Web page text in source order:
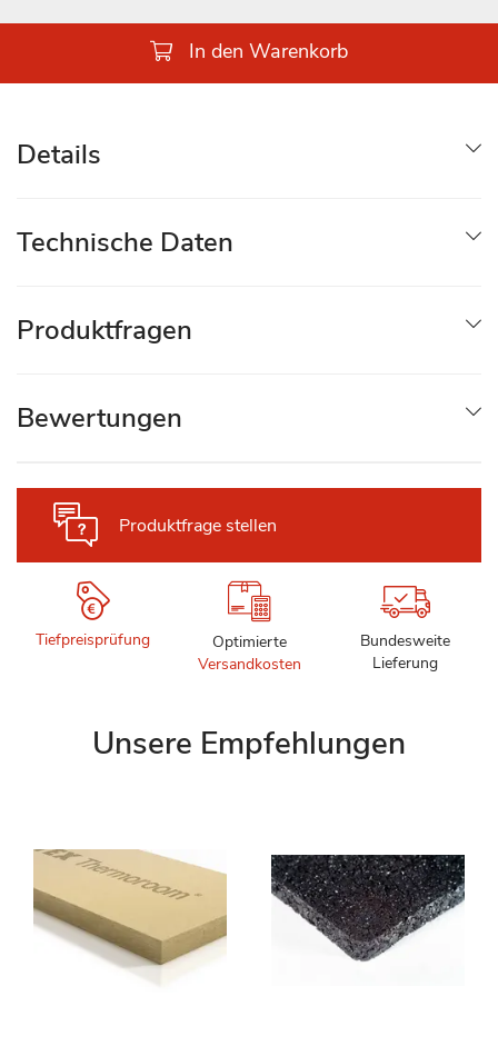
In den Warenkorb
Produktfrage stellen
Tiefpreisprüfung
Optimierte
Versandkosten
Bundesweite
Lieferung
Details
Technische Daten
Produktfragen
Bewertungen
Unsere Empfehlungen